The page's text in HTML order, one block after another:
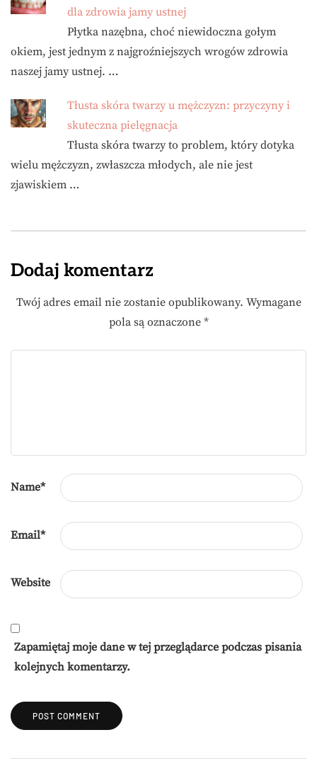
dla zdrowia jamy ustnej
Płytka nazębna, choć niewidoczna gołym
okiem, jest jednym z najgroźniejszych wrogów zdrowia
naszej jamy ustnej. …
Tłusta skóra twarzy u mężczyzn: przyczyny i
skuteczna pielęgnacja
Tłusta skóra twarzy to problem, który dotyka
wielu mężczyzn, zwłaszcza młodych, ale nie jest
zjawiskiem …
Dodaj komentarz
Twój adres email nie zostanie opublikowany. Wymagane
pola są oznaczone *
Name*
Email*
Website
Zapamiętaj moje dane w tej przeglądarce podczas pisania
kolejnych komentarzy.